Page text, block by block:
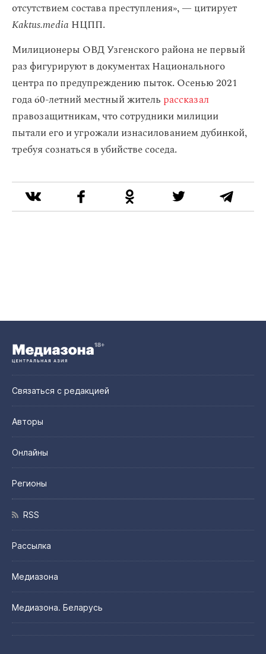
отсутствием состава преступления», — цитирует
Kaktus.media НЦПП.
Милиционеры ОВД Узгенского района не первый
раз фигурируют в документах Национального
центра по предупреждению пыток. Осенью 2021
года 60-летний местный житель рассказал
правозащитникам, что сотрудники милиции
пытали его и угрожали изнасилованием дубинкой,
требуя сознаться в убийстве соседа.
Связаться с редакцией
Авторы
Онлайны
Регионы
RSS
Рассылка
Медиазона
Медиазона. Беларусь